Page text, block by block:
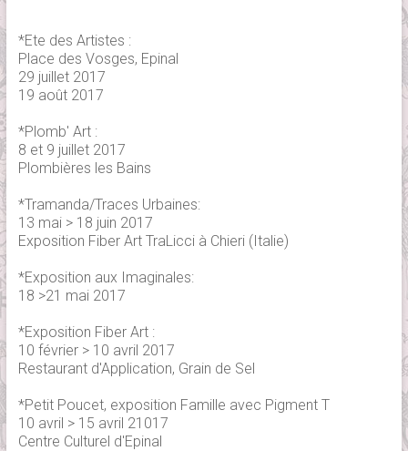
*Ete des Artistes :
Place des Vosges, Epinal
29 juillet 2017
19 août 2017
*Plomb' Art :
8 et 9 juillet 2017
Plombières les Bains
*Tramanda/Traces Urbaines:
13 mai > 18 juin 2017
Exposition Fiber Art TraLicci à Chieri (Italie)
*Exposition aux Imaginales:
18 >21 mai 2017
*Exposition Fiber Art :
10 février > 10 avril 2017
Restaurant d'Application, Grain de Sel
*Petit Poucet, exposition Famille avec Pigment T
10 avril > 15 avril 21017
Centre Culturel d'Epinal